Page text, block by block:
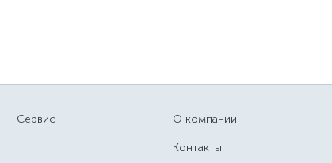
Сервис О компании
Контакты